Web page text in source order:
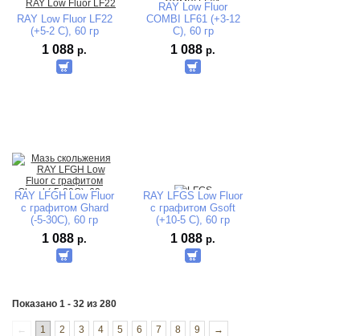
RAY Low Fluor LF22
(+5-2 C), 60 гр
1 088 р.
RAY Low Fluor
COMBI LF61 (+3-12
C), 60 гр
1 088 р.
RAY LFGH Low Fluor
с графитом Ghard
(-5-30C), 60 гр
1 088 р.
RAY LFGS Low Fluor
с графитом Gsoft
(+10-5 C), 60 гр
1 088 р.
Показано 1 - 32 из 280
← 1 2 3 4 5 6 7 8 9 →